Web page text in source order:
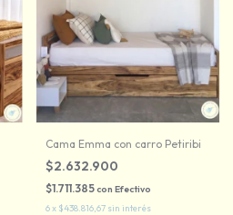
Cama Emma con carro Petiribi
$2.632.900
$1.711.385con Efectivo
6x $438.816,67 sin interés